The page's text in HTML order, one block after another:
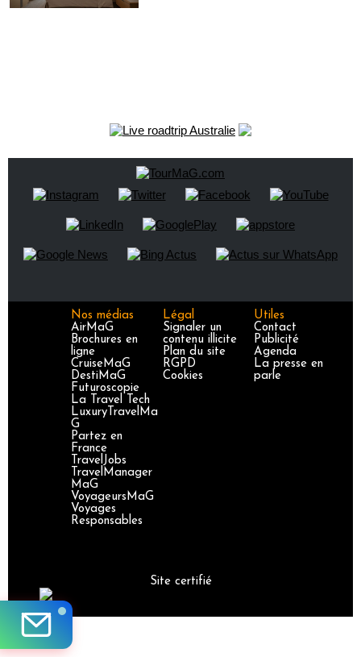
Nos médias
AirMaG
Brochures en
ligne
CruiseMaG
DestiMaG
Futuroscopie
La Travel Tech
LuxuryTravelMa
G
Partez en
France
TravelJobs
TravelManager
MaG
VoyageursMaG
Voyages
Responsables
Légal
Signaler un
contenu illicite
Plan du site
RGPD
Cookies
Utiles
Contact
Publicité
Agenda
La presse en
parle
Site certifié